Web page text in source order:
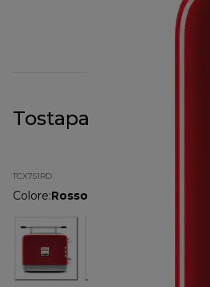
Tostapane kMix
TCX751RD
Colore:Rosso